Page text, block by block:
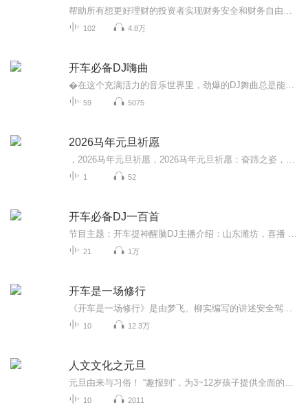
102 4.8万
开车必备DJ嗨曲
59 5075
2026马年元旦祈愿
1 52
开车必备DJ一百首
21 1万
开车是一场修行
10 12.3万
人文文化之元旦
10 2011